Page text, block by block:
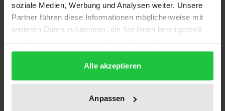
soziale Medien, Werbung und Analysen weiter. Unsere
Partner führen diese Informationen möglicherweise mit
weiteren Daten zusammen, die Sie ihnen bereitgestellt
gesammelt haben.
Alle akzeptieren
Anpassen
Gesetzesvorbehalt weist je nach
Verwaltungstätigkeit und Grundrechtsrelevanz
unterschiedliche Regelungsdichte auf, was auch den
Ergebnissen der Rechtsvergleichung entspricht.
Die Monographie, die neben der Praxis der
Rechtsgrundlagenerfordernis berücksichtigt, richtet